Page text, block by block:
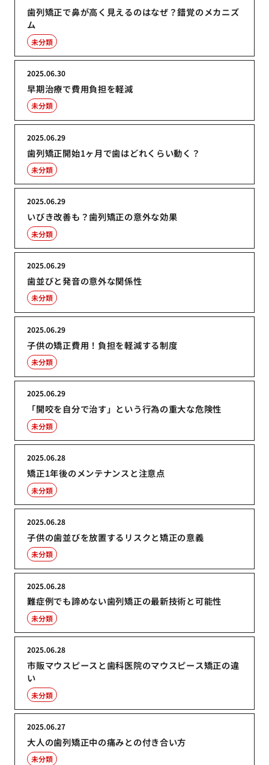
歯列矯正で鼻が高く見えるのはなぜ？錯覚のメカニズ
ム
未分類
早期治療で費用負担を軽減
2025.06.30
未分類
歯列矯正開始1ヶ月で歯はどれくらい動く？
2025.06.29
未分類
いびき改善も？歯列矯正の意外な効果
2025.06.29
未分類
歯並びと発音の意外な関係性
2025.06.29
未分類
子供の矯正費用！負担を軽減する制度
2025.06.29
未分類
「開咬を自分で治す」という行為の重大な危険性
2025.06.29
未分類
矯正1年後のメンテナンスと注意点
2025.06.28
未分類
子供の歯並びを放置するリスクと矯正の意義
2025.06.28
未分類
難症例でも諦めない歯列矯正の最新技術と可能性
2025.06.28
未分類
市販マウスピースと歯科医院のマウスピース矯正の違
い
2025.06.28
未分類
大人の歯列矯正中の痛みとの付き合い方
2025.06.27
未分類